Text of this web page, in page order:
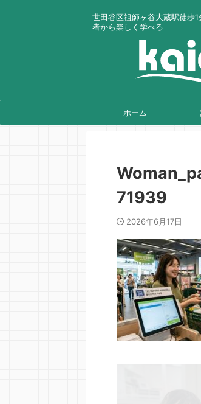
世田谷区祖師ヶ谷大蔵駅徒歩
者から楽しく学べる
ホーム
71939
2026年6月17日